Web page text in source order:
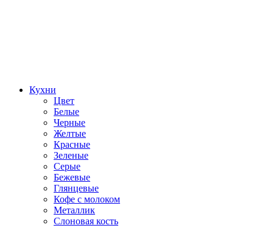
Кухни
Цвет
Белые
Черные
Желтые
Красные
Зеленые
Серые
Бежевые
Глянцевые
Кофе с молоком
Металлик
Слоновая кость